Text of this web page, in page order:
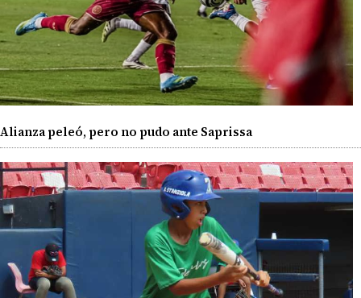
Alianza peleó, pero no pudo ante Saprissa